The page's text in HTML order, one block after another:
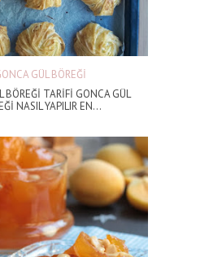
GÜL BÖREĞİ
BÖREĞİ TARİFİ GONCA GÜL
NASIL YAPILIR EN...